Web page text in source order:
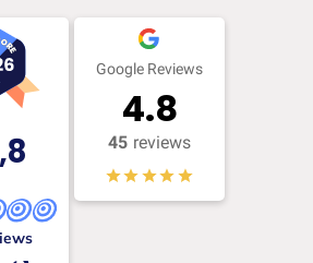
,8
Google Reviews
4.8
45 reviews